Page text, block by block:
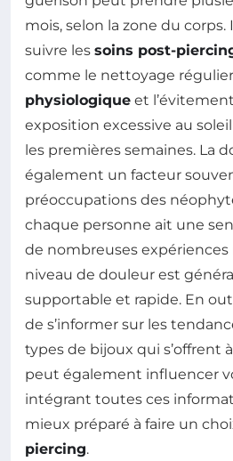
mois, selon la zone du
suivre les soins post-
comme le nettoyage
physiologique et
exposition excessive au
les premières semaines. La
également un facteur
préoccupations des
chaque personne ait une
de nombreuses
niveau de douleur est
supportable et rapide. En
de s’informer sur les
types de bijoux qui s’offrent
peut également influencer
intégrant toutes ces
mieux préparé à faire un
piercing.